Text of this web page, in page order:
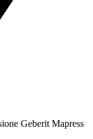
Geberit Mapress